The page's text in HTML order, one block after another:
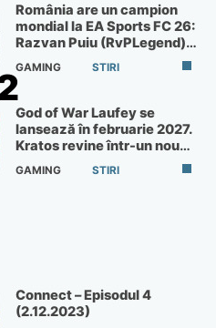
România are un campion
mondial la EA Sports FC 26:
Razvan Puiu (RvPLegend)
câștigă turneul de la Paris
GAMING STIRI
God of War Laufey se
lansează în februarie 2027.
Kratos revine într-un nou
God of War
GAMING STIRI
Connect – Episodul 4
(2.12.2023)